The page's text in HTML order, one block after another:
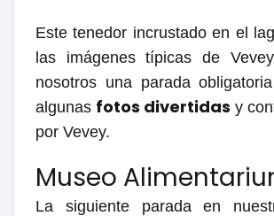
Este tenedor incrustado en el
las imágenes típicas de
nosotros una parada
algunas fotos divertidas y
por Vevey.
Museo
La siguiente parada en